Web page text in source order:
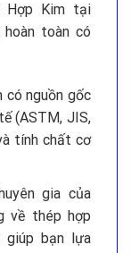
Hợp Kim tại
hoàn toàn có
có nguồn gốc
(ASTM, JIS,
tính chất cơ
gia của
về thép hợp
bạn lựa